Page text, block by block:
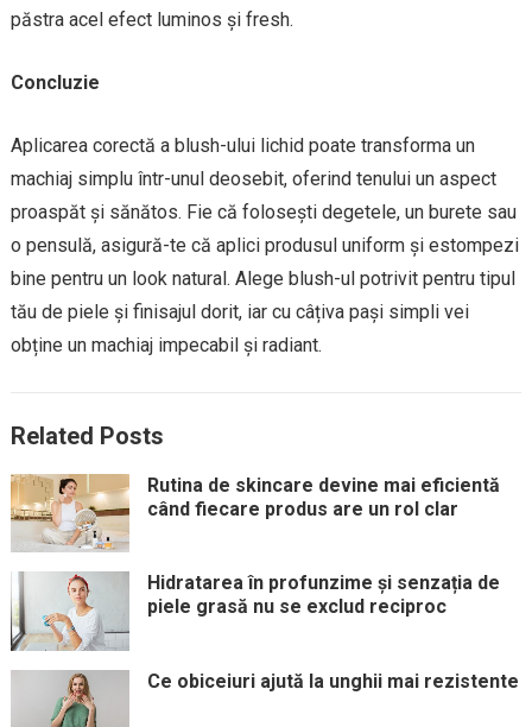
păstra acel efect luminos și fresh.
Concluzie
Aplicarea corectă a blush-ului lichid poate transforma un
machiaj simplu într-unul deosebit, oferind tenului un aspect
proaspăt și sănătos. Fie că folosești degetele, un burete sau
o pensulă, asigură-te că aplici produsul uniform și estompezi
bine pentru un look natural. Alege blush-ul potrivit pentru tipul
tău de piele și finisajul dorit, iar cu câțiva pași simpli vei
obține un machiaj impecabil și radiant.
Related Posts
Rutina de skincare devine mai eficientă
când fiecare produs are un rol clar
Hidratarea în profunzime și senzația de
piele grasă nu se exclud reciproc
Ce obiceiuri ajută la unghii mai rezistente